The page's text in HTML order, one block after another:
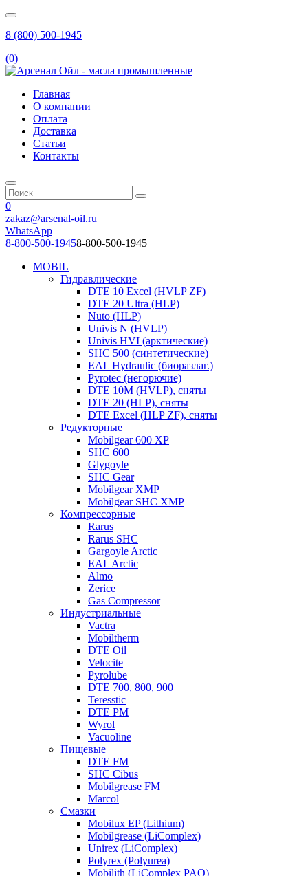
8 (800) 500-1945
(0)
Главная
О компании
Оплата
Доставка
Статьи
Контакты
0
zakaz@arsenal-oil.ru
WhatsApp
8-800-500-19458-800-500-1945
MOBIL
Гидравлические
DTE 10 Excel (HVLP ZF)
DTE 20 Ultra (HLP)
Nuto (HLP)
Univis N (HVLP)
Univis HVI (арктические)
SHC 500 (синтетические)
EAL Hydraulic (биоразлаг.)
Pyrotec (негорючие)
DTE 10M (HVLP), сняты
DTE 20 (HLP), сняты
DTE Excel (HLP ZF), сняты
Редукторные
Mobilgear 600 XP
SHC 600
Glygoyle
SHC Gear
Mobilgear XMP
Mobilgear SHC XMP
Компрессорные
Rarus
Rarus SHC
Gargoyle Arctic
EAL Arctic
Almo
Zerice
Gas Compressor
Индустриальные
Vactra
Mobiltherm
DTE Oil
Velocite
Pyrolube
DTE 700, 800, 900
Teresstic
DTE PM
Wyrol
Vacuoline
Пищевые
DTE FM
SHC Cibus
Mobilgrease FM
Marcol
Смазки
Mobilux EP (Lithium)
Mobilgrease (LiComplex)
Unirex (LiComplex)
Polyrex (Polyurea)
Mobilith (LiComplex PAO)